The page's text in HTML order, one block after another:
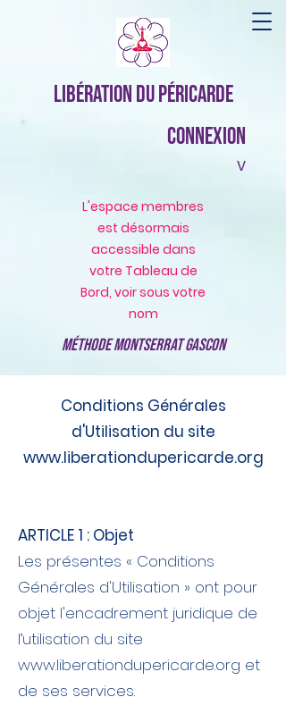
Libération du Péricarde
Connexion
v
L'espace membres
est désormais
accessible dans
votre Tableau de
Bord, voir sous votre
nom
Méthode Montserrat Gascon
Conditions Générales
d'Utilisation du site
www.liberationdupericarde.org
ARTICLE 1 : Objet
Les présentes « Conditions
Générales d'Utilisation » ont pour
objet l'encadrement juridique de
l’utilisation du site
www.liberationdupericarde.org et
de ses services.